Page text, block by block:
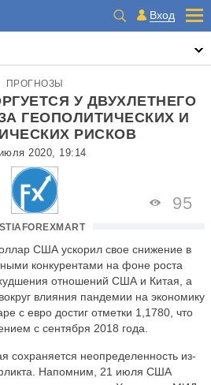
Вход
ПРОГНОЗЫ
У ДВУХЛЕТНЕГО
ГЕОПОЛИТИЧЕСКИХ И
РИСКОВ
2020, 19:14
95
США ускорил свое снижение в
конкурентами на фоне роста
отношений США и Китая, а
влияния пандемии на экономику
с евро достиг отметки 1,1780, что
с сентября 2018 года.
неопределенность из-
Напомним, 21 июля США